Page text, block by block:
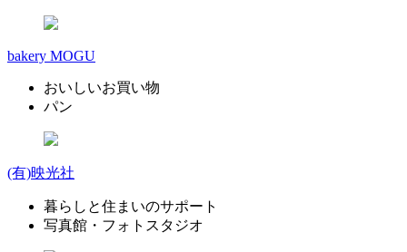
bakery MOGU
おいしいお買い物
パン
(有)映光社
暮らしと住まいのサポート
写真館・フォトスタジオ